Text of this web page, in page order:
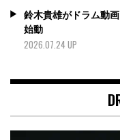
鈴木貴雄がドラム動
始動
2026.07.24 UP